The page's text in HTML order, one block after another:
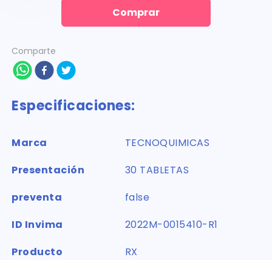
Comprar
Comparte
Especificaciones:
Marca
TECNOQUIMICAS
Presentación
30 TABLETAS
preventa
false
ID Invima
2022M-0015410-R1
Producto
RX